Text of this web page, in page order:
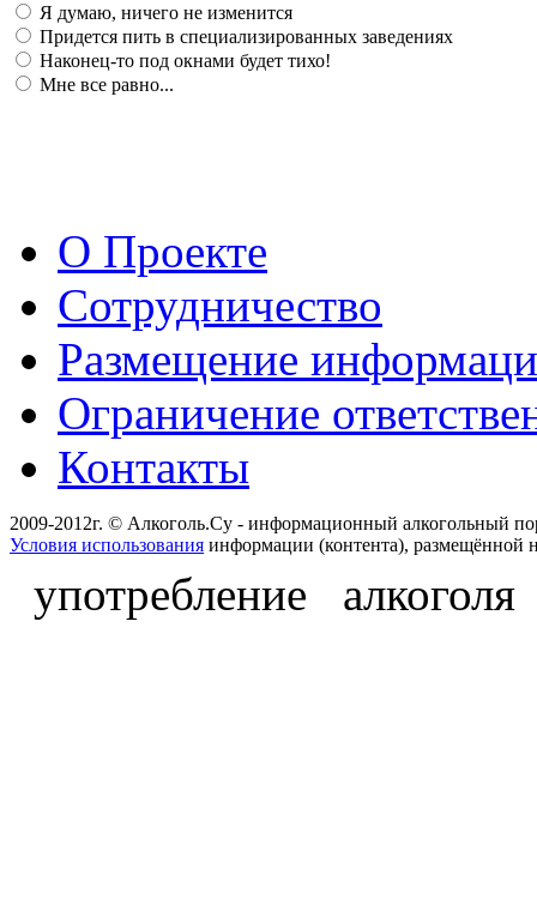
Я думаю, ничего не изменится
Придется пить в специализированных заведениях
Наконец-то под окнами будет тихо!
Мне все равно...
О Проекте
Сотрудничество
Размещение
Ограничение
Контакты
2009-2012г. © Алкоголь.Су - информационный алкогольный
Условия использования информации (контента), размещённой
употребление